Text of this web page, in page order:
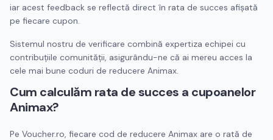
iar acest feedback se reflectă direct în rata de succes afișată
pe fiecare cupon.
Sistemul nostru de verificare combină expertiza echipei cu
contribuțiile comunității, asigurându-ne că ai mereu acces la
cele mai bune coduri de reducere Animax.
Cum calculăm rata de succes a cupoanelor
Animax?
Pe Voucher.ro, fiecare cod de reducere Animax are o rată de